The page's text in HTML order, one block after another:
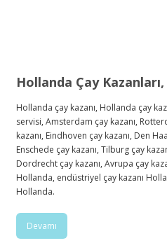
Hollanda çay kazanı, Hollanda çay
servisi, Amsterdam çay kazanı,
kazanı, Eindhoven çay kazanı, Den
Enschede çay kazanı, Tilburg çay
Dordrecht çay kazanı, Avrupa çay
Hollanda, endüstriyel çay kazanı
Hollanda.
Devamı